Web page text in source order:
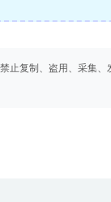
止复制、盗用、采集、